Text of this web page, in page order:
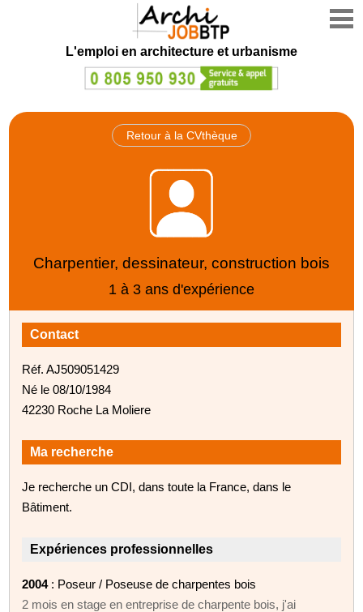
L'emploi en architecture et urbanisme
Retour à la CVthèque
Charpentier, dessinateur, construction bois
1 à 3 ans d'expérience
Contact
Réf. AJ509051429
Né le 08/10/1984
42230 Roche La Moliere
Ma recherche
Je recherche un CDI, dans toute la France, dans le
Bâtiment.
Expériences professionnelles
2004: Poseur / Poseuse de charpentes bois
2 mois en stage en entreprise de charpente bois, j'ai